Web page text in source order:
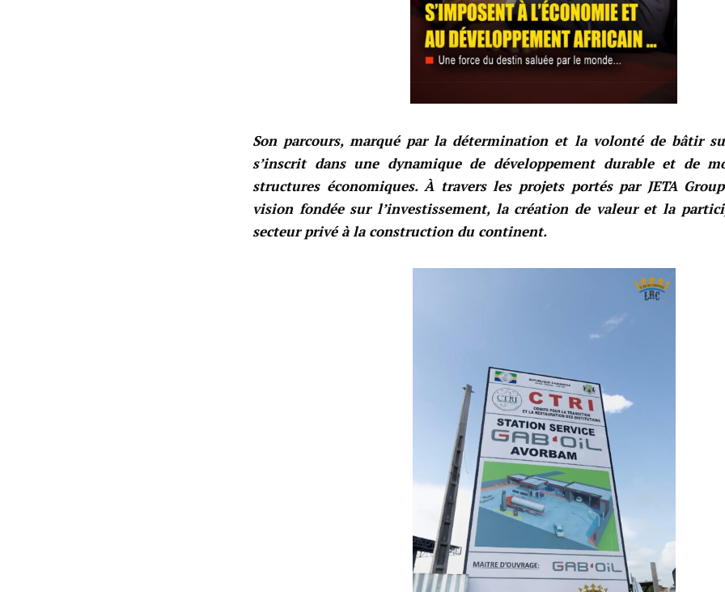
Son parcours, marqué par la détermination et la volonté de bâtir
s’inscrit dans une dynamique de développement durable et de
structures économiques. À travers les projets portés par JETA
vision fondée sur l’investissement, la création de valeur et la
secteur privé à la construction du continent.